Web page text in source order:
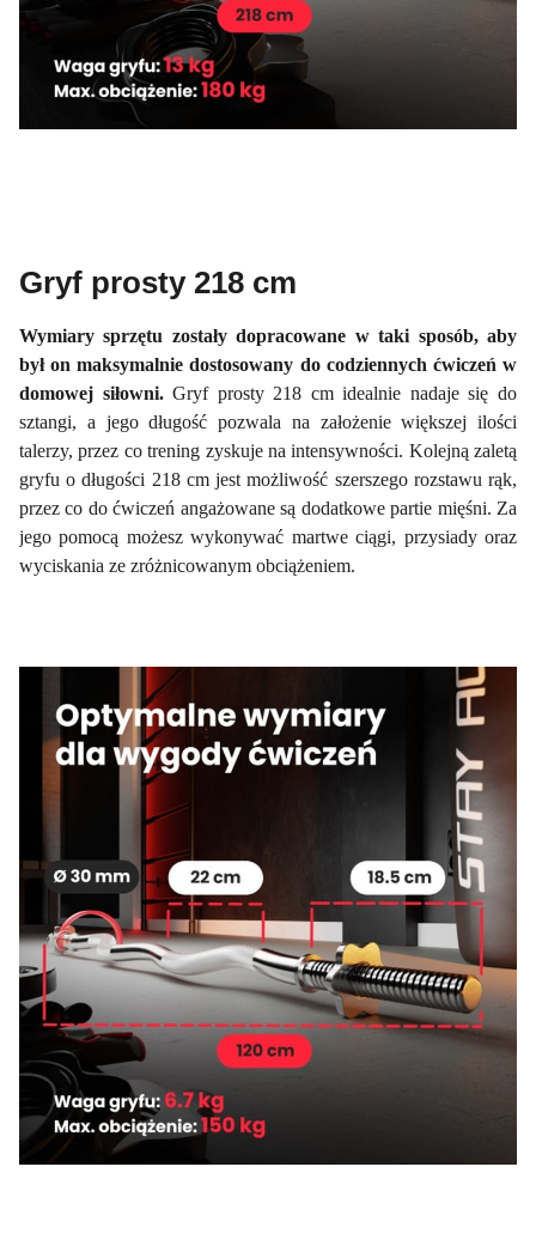
Gryf prosty 218 cm
Wymiary sprzętu zostały dopracowane w taki sposób, aby
był on maksymalnie dostosowany do codziennych ćwiczeń w
domowej siłowni.Gryf prosty 218 cm idealnie nadaje się do
sztangi, a jego długość pozwala na założenie większej ilości
talerzy, przez co trening zyskuje na intensywności. Kolejną zaletą
gryfu o długości 218 cm jest możliwość szerszego rozstawu rąk,
przez co do ćwiczeń angażowane są dodatkowe partie mięśni. Za
jego pomocą możesz wykonywać martwe ciągi, przysiady oraz
wyciskania ze zróżnicowanym obciążeniem.